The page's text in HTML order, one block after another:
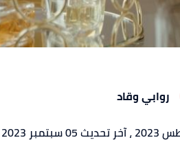
روابي وقاد
، آخر تحديث 05 سبتمبر 2023